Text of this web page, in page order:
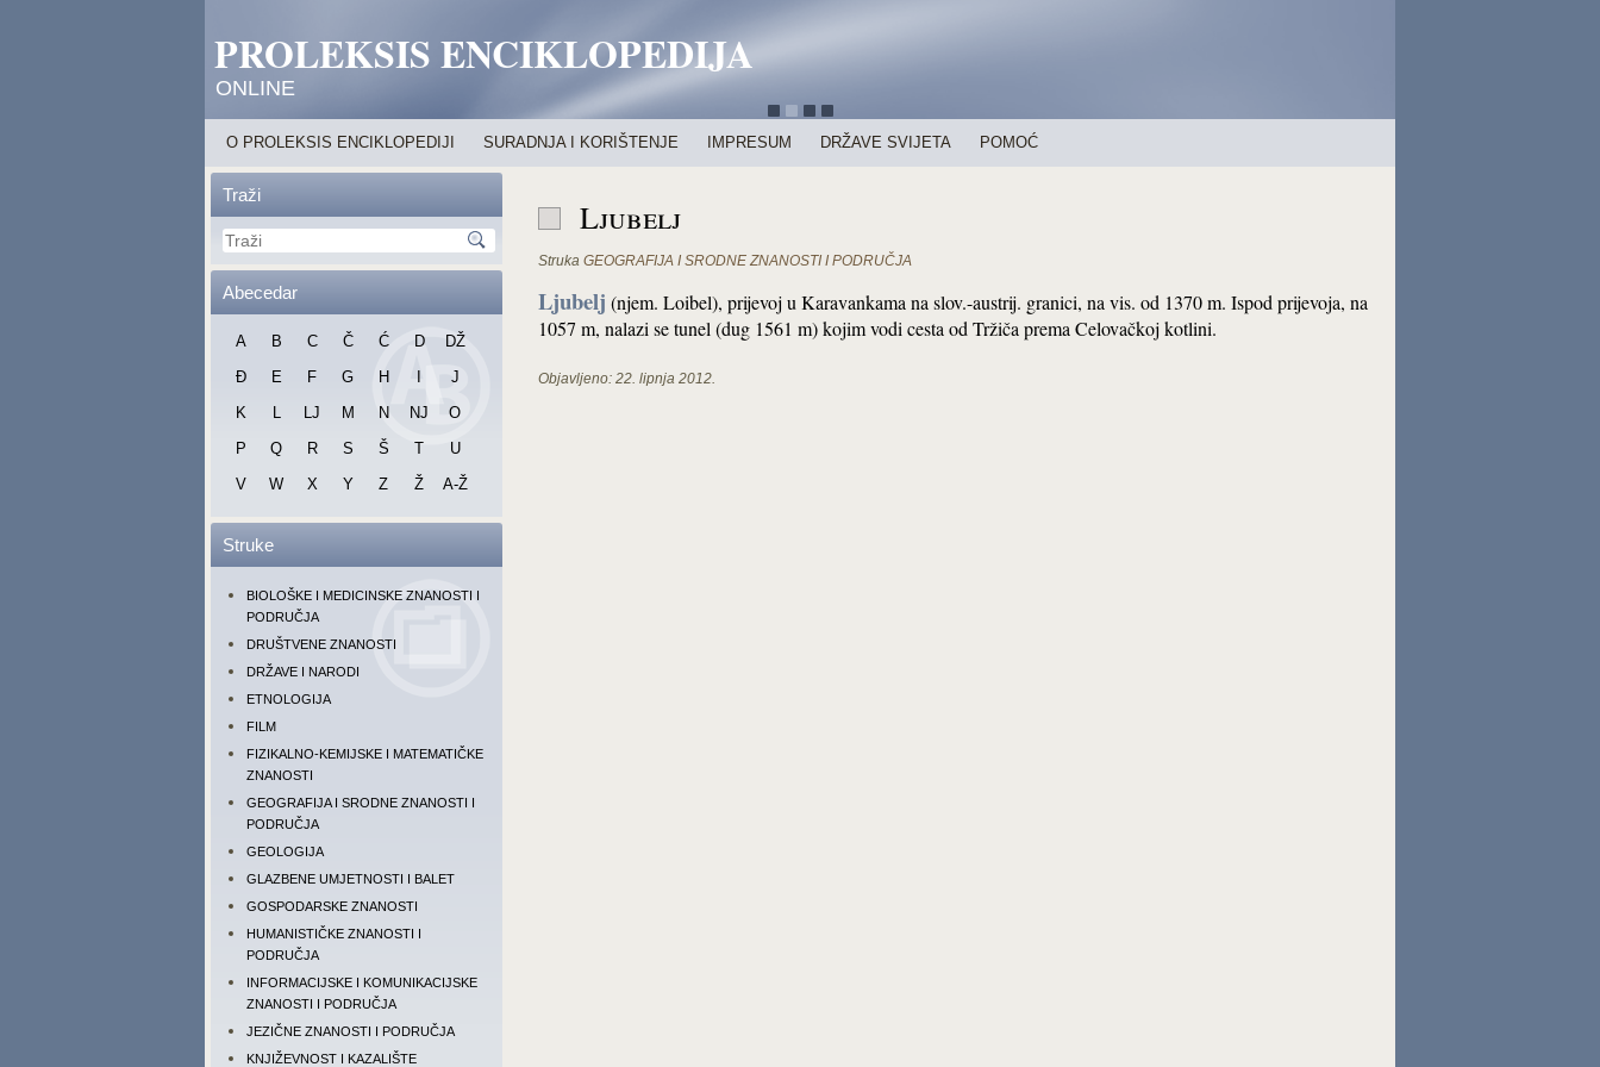
PROLEKSIS ENCIKLOPEDIJA
ONLINE
O PROLEKSIS ENCIKLOPEDIJI SURADNJA I KORIŠTENJE IMPRESUM DRŽAVE SVIJETA POMOĆ
Traži
Abecedar
A B C Č Ć D
DŽ
Đ
E F G H
J
K
L LJ M N NJ
O
P
Q R S Š T
U
V
W X Y Z Ž A-Ž
Struke
BIOLOŠKE I MEDICINSKE ZNANOSTI I
PODRUČJA
DRUŠTVENE ZNANOSTI
DRŽAVE I NARODI
ETNOLOGIJA
FILM
FIZIKALNO-KEMIJSKE I MATEMATIČKE
ZNANOSTI
GEOGRAFIJA I SRODNE ZNANOSTI I
PODRUČJA
GEOLOGIJA
GLAZBENE UMJETNOSTI I BALET
GOSPODARSKE ZNANOSTI
HUMANISTIČKE ZNANOSTI I
PODRUČJA
INFORMACIJSKE I KOMUNIKACIJSKE
ZNANOSTI I PODRUČJA
JEZIČNE ZNANOSTI I PODRUČJA
KNJIŽEVNOST I KAZALIŠTE
Ljubelj
Struka GEOGRAFIJA I SRODNE ZNANOSTI I PODRUČJA
Ljubelj (njem. Loibel), prijevoj u Karavankama na slov.-austrij. granici, na vis. od 1370 m. Ispod prijevoja, na
1057 m, nalazi se tunel (dug 1561 m) kojim vodi cesta od Tržiča prema Celovačkoj kotlini.
Objavljeno: 22. lipnja 2012.